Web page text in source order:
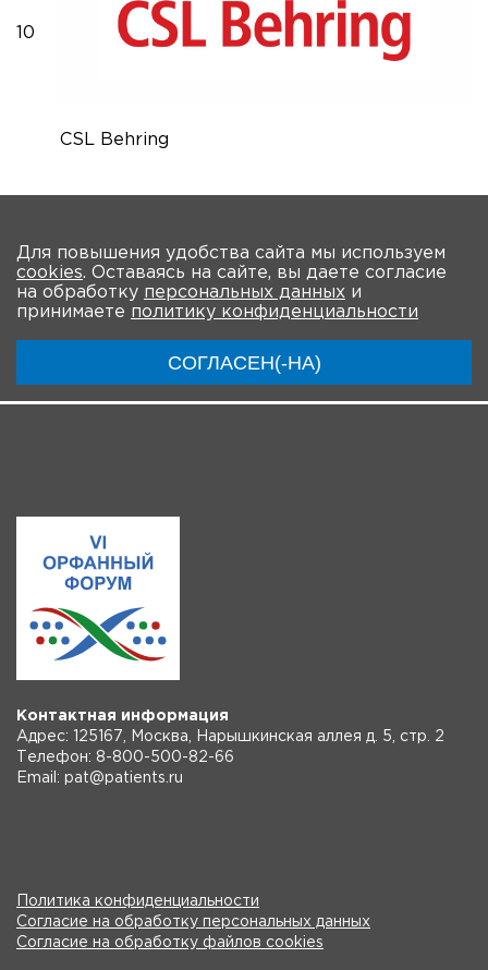
10
CSL Behring
Для повышения удобства сайта мы используем
cookies. Оставаясь на сайте, вы даете согласие
на обработку персональных данных и
принимаете политику конфиденциальности
СОГЛАСЕН(-НА)
О мероприятии Новости Общая информация
Регистрация для онлайн
Контактная информация
Адрес: 125167, Москва, Нарышкинская аллея д. 5, стр. 2
Телефон: 8-800-500-82-66
Email: pat@patients.ru
Политика конфиденциальности
Согласие на обработку персональных данных
Согласие на обработку файлов cookies